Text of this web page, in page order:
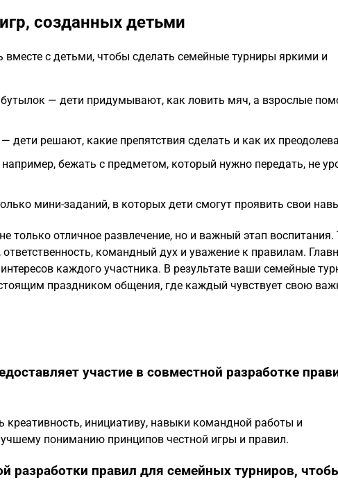
созданных детьми
с детьми, чтобы сделать семейные турниры яркими и
— дети придумывают, как ловить мяч, а взрослые
дети решают, какие препятствия сделать и как их
бежать с предметом, который нужно передать, не
мини-заданий, в которых дети смогут проявить свои
только отличное развлечение, но и важный этап воспитания.
командный дух и уважение к правилам.
каждого участника. В результате ваши семейные
праздником общения, где каждый чувствует свою
участие в совместной разработке
инициативу, навыки командной работы и
пониманию принципов честной игры и правил.
разработки правил для семейных турниров,